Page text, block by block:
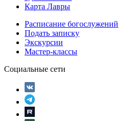
Карта Лавры
Расписание богослужений
Подать записку
Экскурсии
Мастер-классы
Социальные сети